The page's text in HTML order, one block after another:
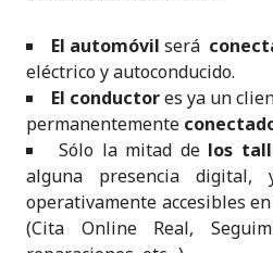
El automóvil será
eléctrico y autoconducido.
El conductores ya un
permanentemente
Sólo la mitad de los
alguna presencia
operativamente accesibles
(Cita Online Real,